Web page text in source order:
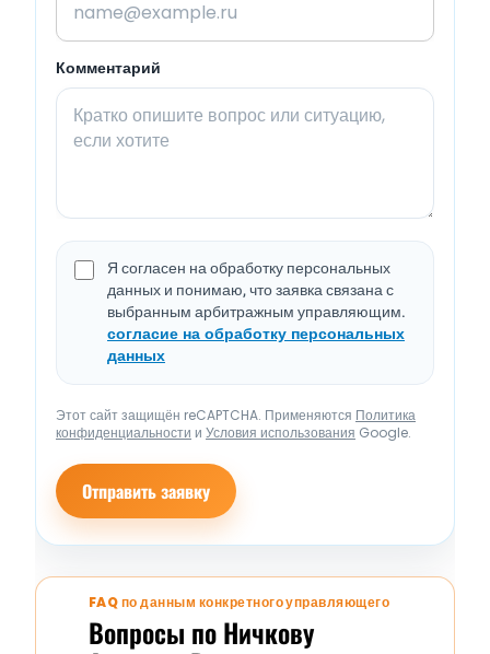
Комментарий
Я согласен на обработку персональных
данных и понимаю, что заявка связана с
выбранным арбитражным управляющим.
согласие на обработку персональных
данных
Этот сайт защищён reCAPTCHA. Применяются Политика
конфиденциальности и Условия использования Google.
Отправить заявку
FAQ по данным конкретного управляющего
Вопросы по Ничкову